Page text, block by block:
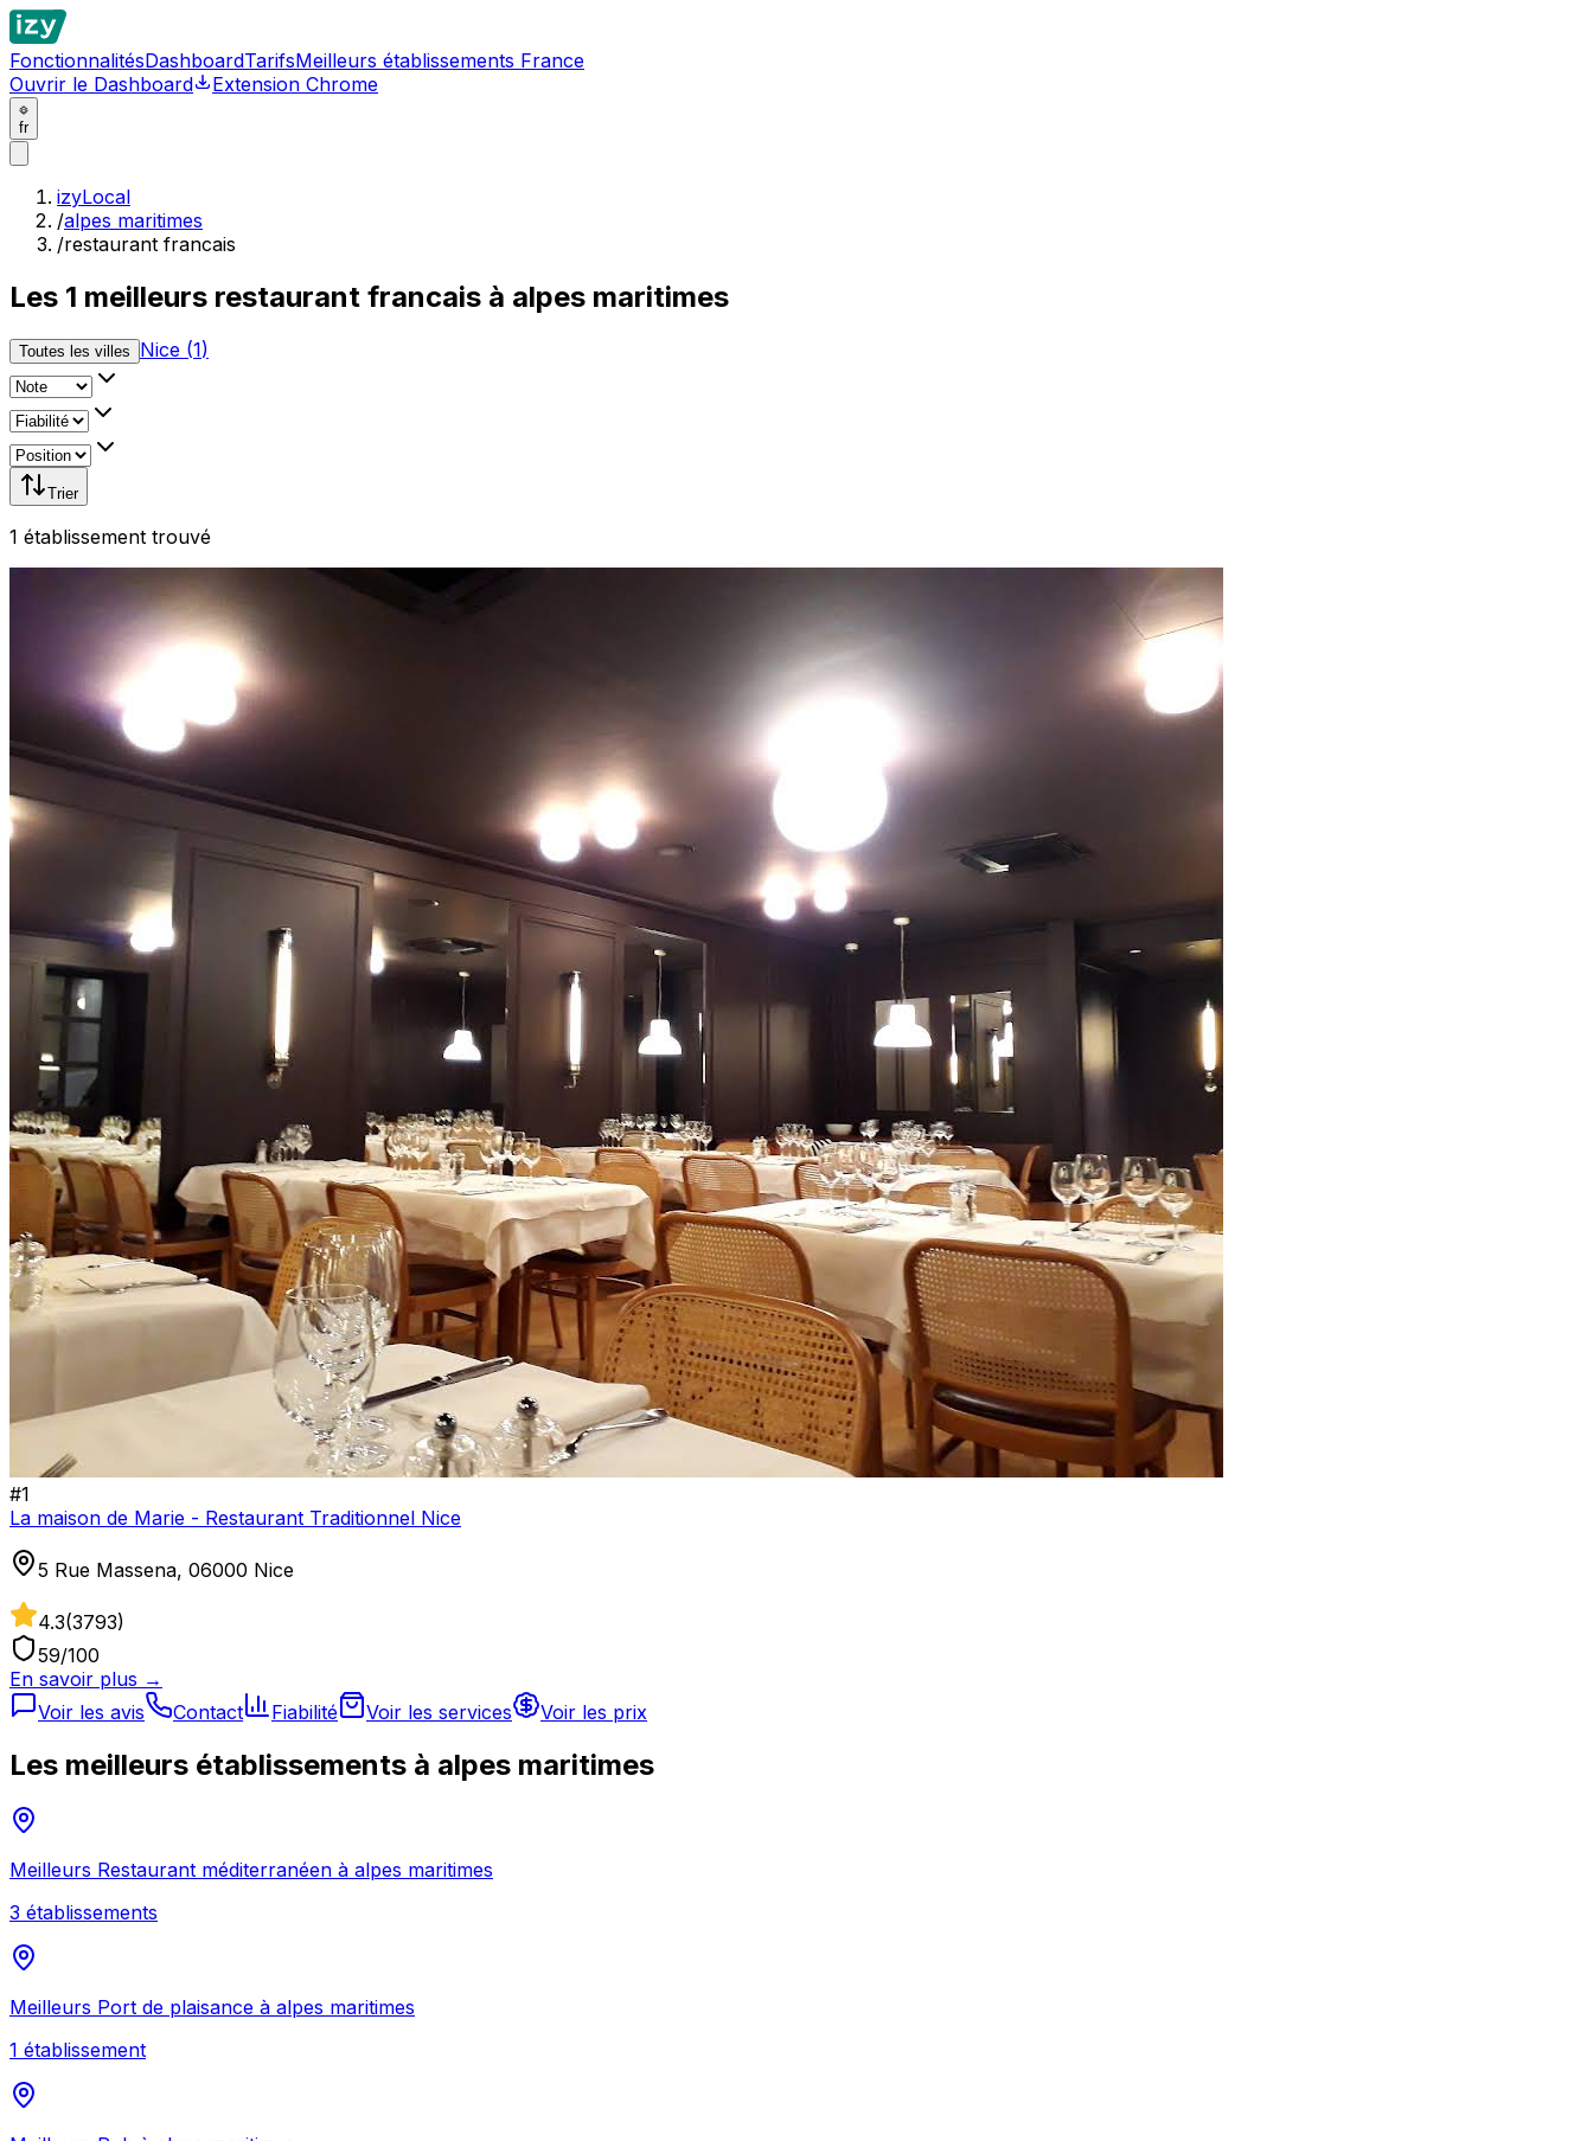
FonctionnalitésDashboardTarifsMeilleurs établissements France
Ouvrir le Dashboard
Extension Chrome
fr
izyLocal
/alpes maritimes
/restaurant francais
Les 1 meilleurs restaurant francais à alpes maritimes
Toutes les villes Nice (1)
Trier
1 établissement trouvé
#1
La maison de Marie - Restaurant Traditionnel Nice
5 Rue Massena, 06000 Nice
4.3(3793)
59/100
En savoir plus →
Voir les avis
Contact Fiabilité Voir les services Voir les prix
Les meilleurs établissements à alpes maritimes
Meilleurs Restaurant méditerranéen à alpes maritimes
3 établissements
Meilleurs Port de plaisance à alpes maritimes
1 établissement